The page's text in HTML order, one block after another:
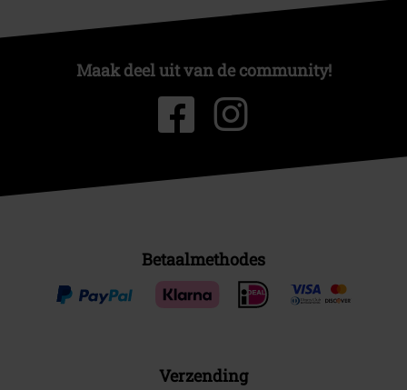
Maak deel uit van de community!
Betaalmethodes
Verzending